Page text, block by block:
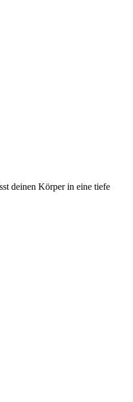
deinen Körper in eine tiefe